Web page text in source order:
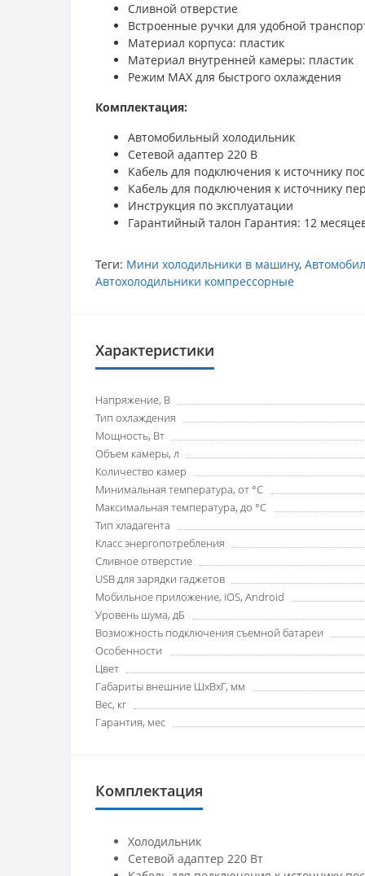
Сливной отверстие
Встроенные ручки для удобной
Материал корпуса: пластик
Материал внутренней камеры: пластик
Режим MAX для быстрого охлаждения
Комплектация:
Автомобильный холодильник
Сетевой адаптер 220 В
Кабель для подключения к источнику
Кабель для подключения к источнику
Инструкция по эксплуатации
Гарантийный талон Гарантия: 12
Теги: Мини холодильники в машину,
Автохолодильники компрессорные
Характеристики
Напряжение, В
Тип охлаждения
Мощность, Вт
Объем камеры, л
Количество камер
Минимальная температура, от °C
Максимальная температура, до °C
Тип хладагента
Класс энергопотребления
Сливное отверстие
USB для зарядки гаджетов
Мобильное приложение, iOS, Android
Уровень шума, дБ
Возможность подключения съемной батареи
Особенности
Цвет
Габариты внешние ШхВхГ, мм
Вес, кг
Гарантия, мес
Комплектация
Холодильник
Сетевой адаптер 220 Вт